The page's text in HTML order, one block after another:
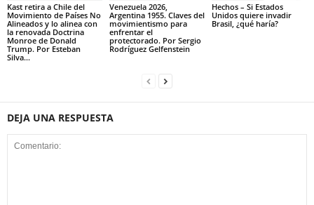
Kast retira a Chile del
Movimiento de Países No
Alineados y lo alinea con
la renovada Doctrina
Monroe de Donald
Trump. Por Esteban
Silva...
Venezuela 2026,
Argentina 1955. Claves del
movimientismo para
enfrentar el
protectorado. Por Sergio
Rodríguez Gelfenstein
Hechos – Si Estados
Unidos quiere invadir
Brasil, ¿qué haría?
DEJA UNA RESPUESTA